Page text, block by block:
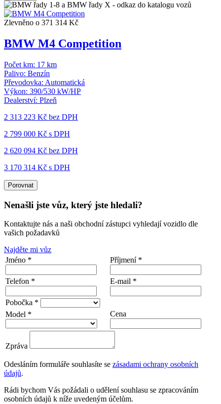
Zlevněno o 371 314 Kč
BMW M4 Competition
Počet km: 17 km
Palivo: Benzín
Převodovka: Automatická
Výkon: 390/530 kW/HP
Dealerství: Plzeň
2 313 223 Kč bez DPH
2 799 000 Kč s DPH
2 620 094 Kč bez DPH
3 170 314 Kč s DPH
Porovnat
Nenašli jste vůz, který jste hledali?
Kontaktujte nás a naši obchodní zástupci vyhledají vozidlo dle
vašich požadavků
Najděte mi vůz
Jméno *
Příjmení *
Telefon * E-mail *
Pobočka *
Model *
Cena
Zpráva
Odesláním formuláře souhlasíte se zásadami ochrany osobních
údajů.
Rádi bychom Vás požádali o udělení souhlasu se zpracováním
osobních údajů k níže uvedeným účelům.